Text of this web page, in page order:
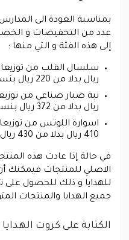
بمناسبة العودة الى
عدد من التخفيضات و
إلى هذه الفئة و التي منها :
ريال بدلا من 220 ريال بنسبة خصم 23% .
ريال بدلا من 372 ريال بنسبة خصم 10% .
اسوارة اللوتس من
410 ريال بدلا من 430 ريال بنسبة خصم 5% .
في حالة إذا عادت هذه
الاصلي للمنتجات فيمكنك
للهدايا و ذلك للحصول
جميع الهدايا والمنتجات
الكتابة على كروت